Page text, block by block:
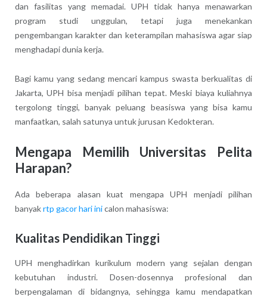
dan fasilitas yang memadai. UPH tidak hanya menawarkan
program studi unggulan, tetapi juga menekankan
pengembangan karakter dan keterampilan mahasiswa agar siap
menghadapi dunia kerja.
Bagi kamu yang sedang mencari kampus swasta berkualitas di
Jakarta, UPH bisa menjadi pilihan tepat. Meski biaya kuliahnya
tergolong tinggi, banyak peluang beasiswa yang bisa kamu
manfaatkan, salah satunya untuk jurusan Kedokteran.
Mengapa Memilih Universitas Pelita
Harapan?
Ada beberapa alasan kuat mengapa UPH menjadi pilihan
banyakrtp gacor hari inicalon mahasiswa:
Kualitas Pendidikan Tinggi
UPH menghadirkan kurikulum modern yang sejalan dengan
kebutuhan industri. Dosen-dosennya profesional dan
berpengalaman di bidangnya, sehingga kamu mendapatkan